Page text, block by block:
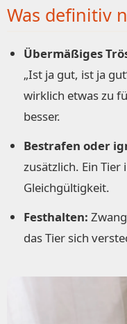
Was definitiv
Übermäßiges
„Ist ja gut, ist ja
wirklich etwas zu
besser.
Bestrafen oder
zusätzlich. Ein
Gleichgültigkeit.
Festhalten:
das Tier sich